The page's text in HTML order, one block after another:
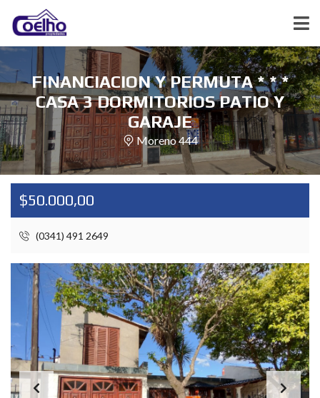
FINANCIACION Y PERMUTA * * *
CASA 3 DORMITORIOS PATIO Y
GARAJE
Moreno 444
$50.000,00
(0341) 491 2649